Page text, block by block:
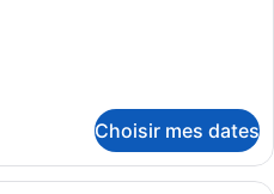
Choisir mes dates
Une chambre d’hôtel équipée